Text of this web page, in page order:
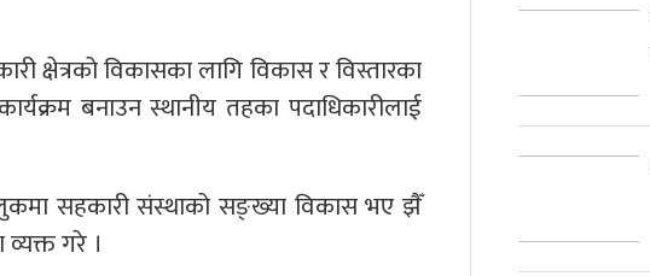
क्षेत्रको विकासका लागि विकास र विस्तारका
बनाउन स्थानीय तहका पदाधिकारीलाई
सहकारी संस्थाको सङ्ख्या विकास भए झैँ
गरे ।